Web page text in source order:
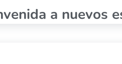
a nuevos